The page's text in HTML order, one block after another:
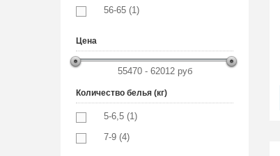
56-65 (1)
Цена
55470 - 62012 руб
Количество белья (кг)
5-6,5 (1)
7-9 (4)